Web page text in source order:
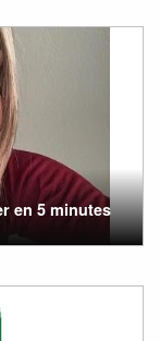
en 5 minutes